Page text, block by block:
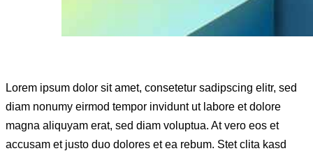
Lorem ipsum dolor sit amet, consetetur sadipscing elitr, sed
diam nonumy eirmod tempor invidunt ut labore et dolore
magna aliquyam erat, sed diam voluptua. At vero eos et
accusam et justo duo dolores et ea rebum. Stet clita kasd